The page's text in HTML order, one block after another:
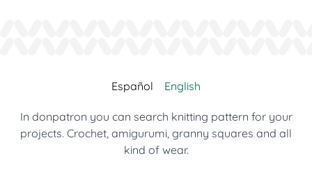
Español English
In donpatron you can search knitting pattern for your
projects. Crochet, amigurumi, granny squares and all
kind of wear.